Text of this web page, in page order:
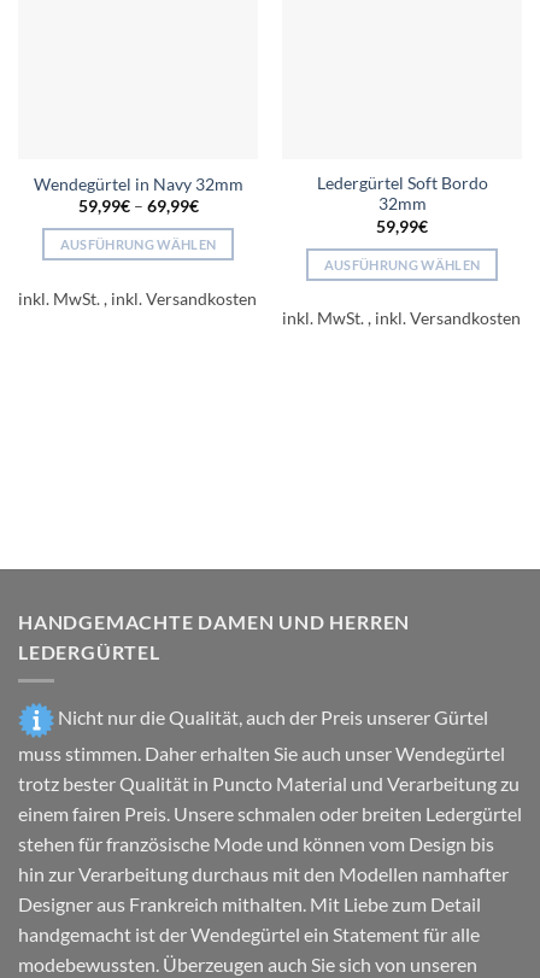
Wendegürtel in Navy 32mm
59,99€– 69,99€
AUSFÜHRUNG WÄHLEN
Produkt
gewählt
inkl. MwSt.
Ledergürtel Soft Bordo
32mm
59,99€
AUSFÜHRUNG WÄHLEN
Produkt
Produktseite
werden
inkl. MwSt.
HANDGEMACHTE DAMEN UND HERREN
LEDERGÜRTEL
Nicht nur die Qualität, auch der Preis unserer Gürtel
muss stimmen. Daher erhalten Sie auch unser Wendegürtel
trotz bester Qualität in Puncto Material und Verarbeitung zu
einem fairen Preis. Unsere schmalen oder breiten Ledergürtel
stehen für französische Mode und können vom Design bis
hin zur Verarbeitung durchaus mit den Modellen namhafter
Designer aus Frankreich mithalten. Mit Liebe zum Detail
handgemacht ist der Wendegürtel ein Statement für alle
modebewussten. Überzeugen auch Sie sich von unseren